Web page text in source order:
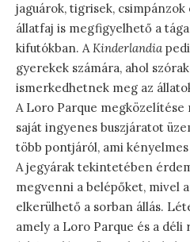
jaguárok, tigrisek, csimpánzok
állatfaj is megfigyelhető a
kifutókban. AKinderlandia
gyerekek számára, ahol
ismerkedhetnek meg az
A Loro Parque
saját ingyenes buszjáratot
több pontjáról, ami
A jegyárak tekintetében
megvenni a belépőket, mivel
elkerülhető a sorban állás.
amely a Loro Parque és a